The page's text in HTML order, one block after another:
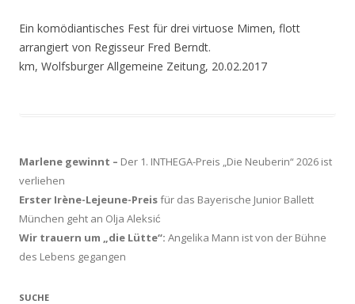
Ein komödiantisches Fest für drei virtuose Mimen, flott
arrangiert von Regisseur Fred Berndt.
km, Wolfsburger Allgemeine Zeitung, 20.02.2017
Marlene gewinnt – Der 1. INTHEGA-Preis „Die Neuberin“ 2026 ist
verliehen
Erster Irène-Lejeune-Preisfür das Bayerische Junior Ballett
München geht an Olja Aleksić
Wir trauern um „die Lütte“: Angelika Mann ist von der Bühne
des Lebens gegangen
SUCHE